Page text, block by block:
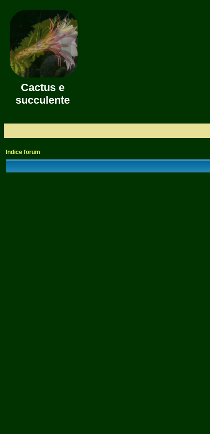
Cactus e
succulente
Indice forum